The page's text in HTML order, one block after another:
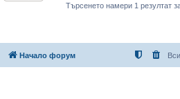
Търсенето намери 1 резултат
Начало форум